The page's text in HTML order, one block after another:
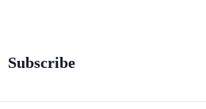
Subscribe